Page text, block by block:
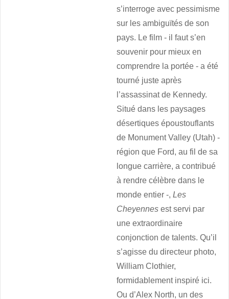
s’interroge avec pessimisme
sur les ambiguïtés de son
pays. Le film - il faut s’en
souvenir pour mieux en
comprendre la portée - a été
tourné juste après
l’assassinat de Kennedy.
Situé dans les paysages
désertiques époustouflants
de Monument Valley (Utah) -
région que Ford, au fil de sa
longue carrière, a contribué
à rendre célèbre dans le
monde entier -, Les
Cheyennesest servi par
une extraordinaire
conjonction de talents. Qu’il
s’agisse du directeur photo,
William Clothier,
formidablement inspiré ici.
Ou d’Alex North, un des